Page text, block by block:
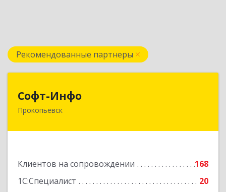
Рекомендованные партнеры
Софт-Инфо
Прокопьевск
Клиентов на сопровождении
168
1С:Специалист
20
653039, Кемеровская область - Кузбасс,
Подробнее